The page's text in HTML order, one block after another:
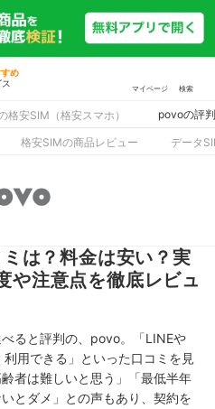
め
マイページ 検索
格安SIM（格安スマホ） povoの評
格安SIMの商品レビュー データ
は？料金は安い？実
や注意点を徹底レビュ
る と評判の、povo。「LINEや
用できる」といった口コミを見
者は難しいと思う」「最低半年
とダメ」との声もあり、契約を